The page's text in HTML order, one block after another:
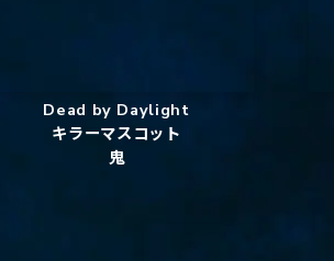
Dead by Daylight
キラーマスコット
鬼